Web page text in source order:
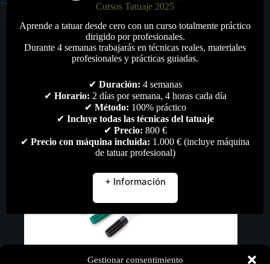
Gestionar consentimiento
Cursos Tatuaje 2025
Aprende a tatuar desde cero con un curso totalmente práctico
dirigido por profesionales.
Durante 4 semanas trabajarás en técnicas reales, materiales
profesionales y prácticas guiadas.
✔ Duración: 4 semanas
✔ Horario: 2 días por semana, 4 horas cada día
✔ Método: 100% práctico
✔ Incluye todas las técnicas del tatuaje
✔ Precio: 800 €
✔ Precio con máquina incluida: 1.000 € (incluye máquina
de tatuar profesional)
+ Información